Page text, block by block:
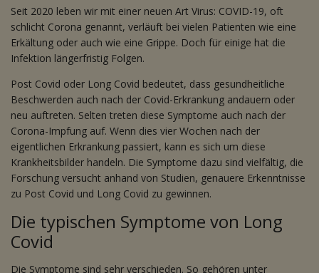
Seit 2020 leben wir mit einer neuen Art Virus: COVID-19, oft
schlicht Corona genannt, verläuft bei vielen Patienten wie eine
Erkältung oder auch wie eine Grippe. Doch für einige hat die
Infektion längerfristig Folgen.
Post Covid oder Long Covid bedeutet, dass gesundheitliche
Beschwerden auch nach der Covid-Erkrankung andauern oder
neu auftreten. Selten treten diese Symptome auch nach der
Corona-Impfung auf. Wenn dies vier Wochen nach der
eigentlichen Erkrankung passiert, kann es sich um diese
Krankheitsbilder handeln. Die Symptome dazu sind vielfältig, die
Forschung versucht anhand von Studien, genauere Erkenntnisse
zu Post Covid und Long Covid zu gewinnen.
Die typischen Symptome von Long
Covid
Die Symptome sind sehr verschieden. So gehören unter